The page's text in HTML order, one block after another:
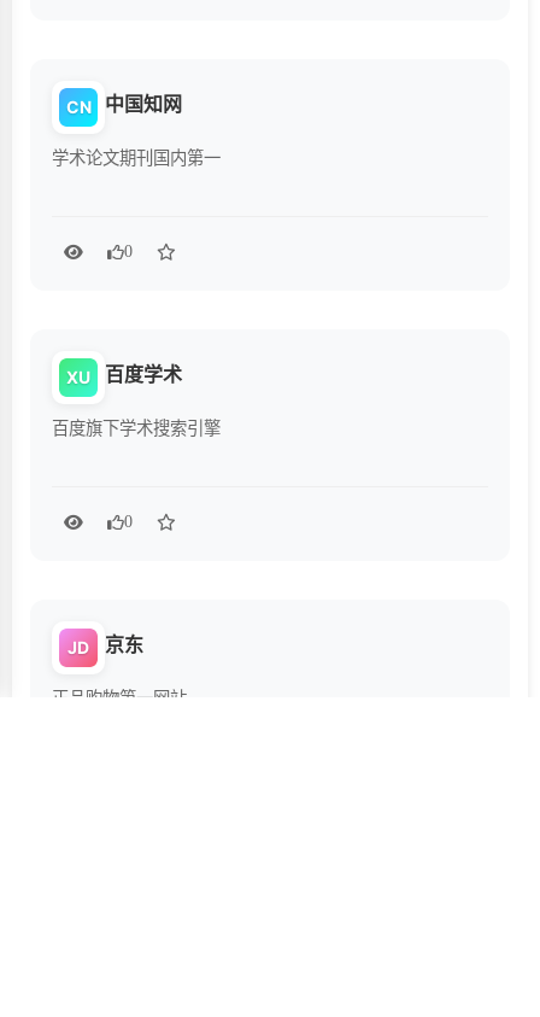
CN 中国知网
学术论文期刊国内第一
0
XU 百度学术
百度旗下学术搜索引擎
0
JD 京东
正品购物第一网站